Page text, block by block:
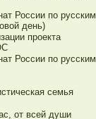
России по русским
день)
проекта
России по русским
семья
от всей души